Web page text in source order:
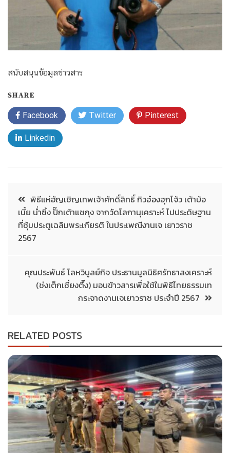
สนับสนุนข้อมูลข่าวสาร
SHARE
Facebook Twitter Pinterest
Linkedin
พิธีแห่อัญเชิญเทพเจ้าศักดิ์สิทธิ์ กิวฮ๋องฮุกโจ้ว เต้าบ้อ
เนี้ย น่ำซิ้ง ปั๊กเต้าแชกุง จากวัดโลกานุเคราะห์ ไปประดิษฐาน
ที่ซุ้มประตูเฉลิมพระเกียรติ ในประเพณีงานเจ เยาวราช
2567
คุณประพันธ์ โลหวิบูลย์กิจ ประธานมูลนิธิศรัทธาสงเคราะห์
(ช่งเต็กเซี่ยงตึ๊ง) มอบข้าวสารเพื่อใช้ในพิธีไทยธรรมเท
กระจาดงานเจเยาวราช ประจำปี 2567
RELATED POSTS